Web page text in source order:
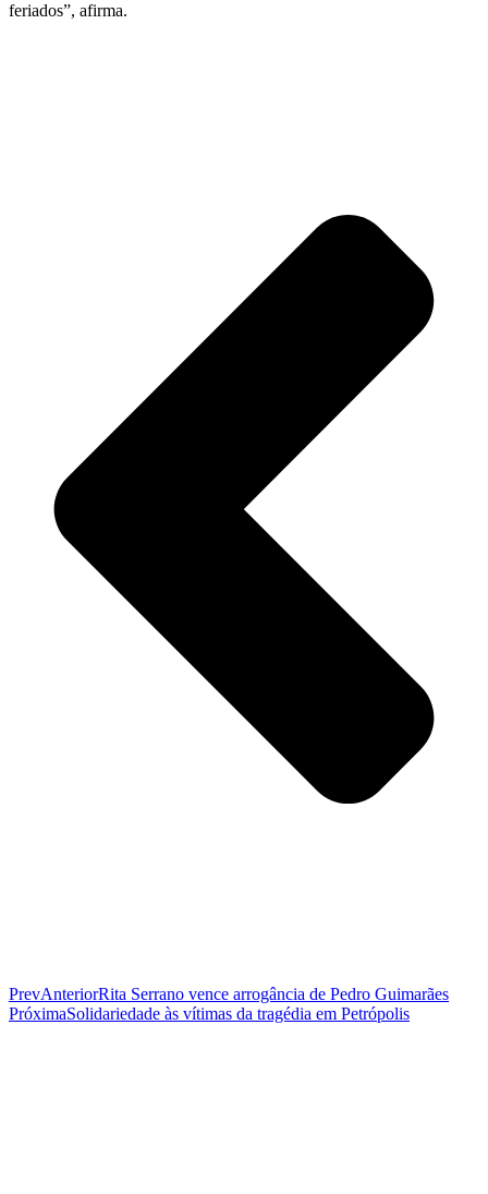
feriados”, afirma.
PrevAnteriorRita Serrano vence arrogância de Pedro Guimarães
PróximaSolidariedade às vítimas da tragédia em Petrópolis